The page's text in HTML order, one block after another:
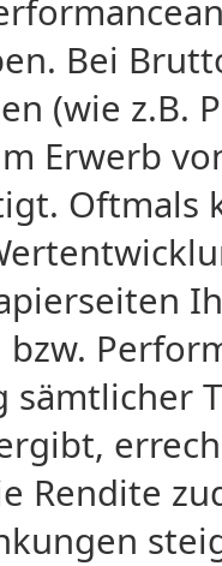
Bei
(wie z.B.
Erwerb
Oftmals
sämtlicher
Rendite